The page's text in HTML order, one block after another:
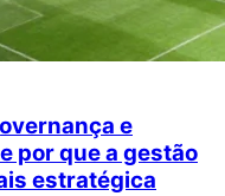
e
por que a gestão
estratégica